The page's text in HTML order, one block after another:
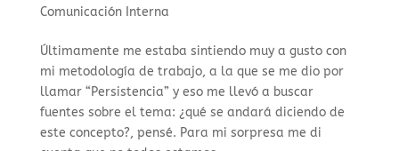
Comunicación Interna
Últimamente me estaba sintiendo muy a gusto con
mi metodología de trabajo, a la que se me dio por
llamar “Persistencia” y eso me llevó a buscar
fuentes sobre el tema: ¿qué se andará diciendo de
este concepto?, pensé. Para mi sorpresa me di